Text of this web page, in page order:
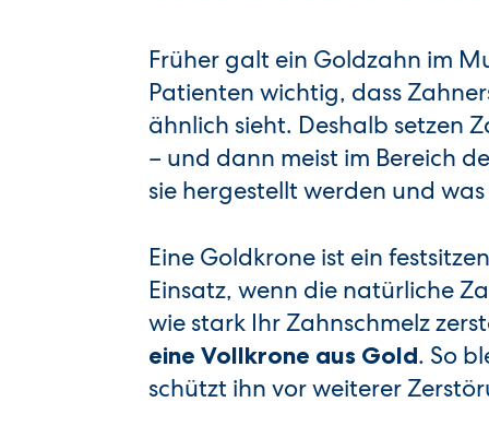
Früher galt ein Goldzahn im
Patienten wichtig, dass
ähnlich sieht. Deshalb setzen
– und dann meist im Bereich
sie hergestellt werden und
Eine Goldkrone ist ein
Einsatz, wenn die natürliche
wie stark Ihr Zahnschmelz
eine Vollkrone aus Gold. So
schützt ihn vor weiterer